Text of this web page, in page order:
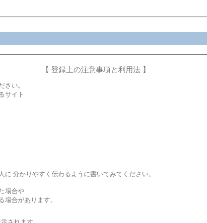
【 登録上の注意事項と利用法 】
さい。
サイト
分かりやすく伝わるように書いてみてください。
場合や
合があります。